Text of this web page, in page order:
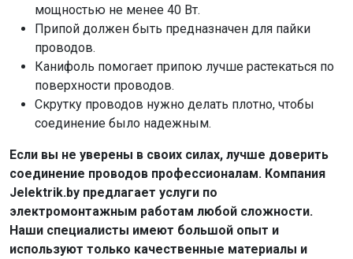
мощностью не менее 40 Вт.
Припой должен быть предназначен для пайки
проводов.
Канифоль помогает припою лучше растекаться по
поверхности проводов.
Скрутку проводов нужно делать плотно, чтобы
соединение было надежным.
Если вы не уверены в своих силах, лучше доверить
соединение проводов профессионалам. Компания
Jelektrik.by предлагает услуги по
электромонтажным работам любой сложности.
Наши специалисты имеют большой опыт и
используют только качественные материалы и